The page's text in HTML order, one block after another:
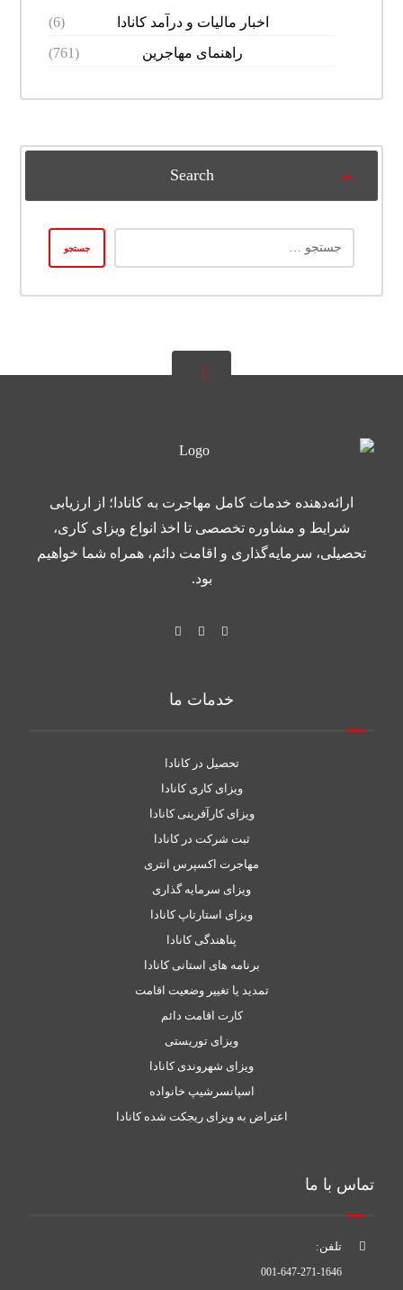
اخبار مالیات و درآمد کانادا
(6)
راهنمای مهاجرین
(761)
Search
ارائه‌دهنده خدمات کامل مهاجرت به کانادا؛ از ارزیابی
شرایط و مشاوره تخصصی تا اخذ انواع ویزای کاری،
تحصیلی، سرمایه‌گذاری و اقامت دائم، همراه شما خواهیم
بود.
خدمات ما
تحصیل در کانادا
ویزای کاری کانادا
ویزای کارآفرینی کانادا
ثبت شرکت در کانادا
مهاجرت اکسپرس انتری
ویزای سرمایه گذاری
ویزای استارتاپ کانادا
پناهندگی کانادا
برنامه های استانی کانادا
تمدید یا تغییر وضعیت اقامت
کارت اقامت دائم
ویزای توریستی
ویزای شهروندی کانادا
اسپانسرشیپ خانواده
اعتراض به ویزای ریجکت شده کانادا
تماس با ما
تلفن:
001-647-271-1646